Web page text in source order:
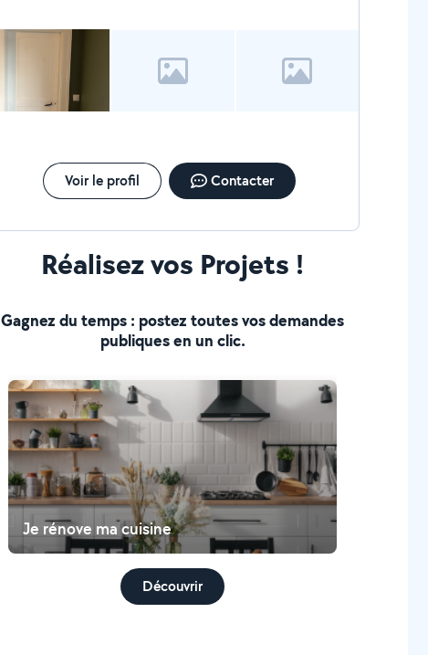
Voir le profil Contacter
Réalisez vos Projets !
Gagnez du temps : postez toutes vos demandes
publiques en un clic.
Je rénove ma cuisine
Découvrir